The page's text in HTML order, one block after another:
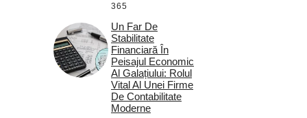
365
Un Far De
Stabilitate
Financiară În
Peisajul Economic
Al Galațiului: Rolul
Vital Al Unei Firme
De Contabilitate
Moderne